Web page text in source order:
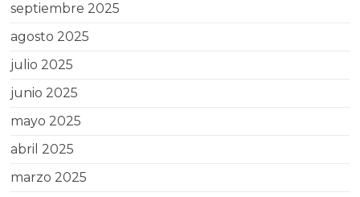
septiembre 2025
agosto 2025
julio 2025
junio 2025
mayo 2025
abril 2025
marzo 2025